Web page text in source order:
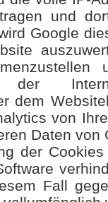
und
Google
dem
von
Daten von
der
Fall